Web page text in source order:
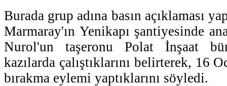
Burada grup adına basın açıklaması
Marmaray'ın Yenikapı şantiyesinde
Nurol'un taşeronu Polat İnşaat
kazılarda çalıştıklarını belirterek, 16
bırakma eylemi yaptıklarını söyledi.